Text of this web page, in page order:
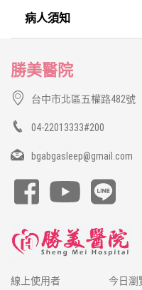
病人須知
勝美醫院
台中市北區五權路482號
04-22013333#200
bgabgasleep@gmail.com
線上使用者 今日瀏